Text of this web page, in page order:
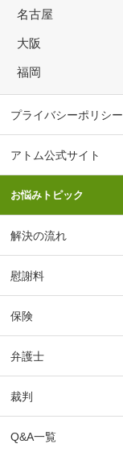
名古屋
大阪
福岡
プライバシーポリシー
アトム公式サイト
お悩みトピック
解決の流れ
慰謝料
保険
弁護士
裁判
Q&A一覧